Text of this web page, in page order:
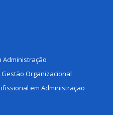
Administração
Organizacional
em Administração